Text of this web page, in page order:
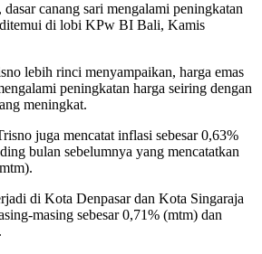
dasar canang sari mengalami peningkatan
ditemui di lobi KPw BI Bali, Kamis
lebih rinci menyampaikan, harga emas
peningkatan harga seiring dengan
meningkat.
juga mencatat inflasi sebesar 0,63%
bulan sebelumnya yang mencatatkan
di Kota Denpasar dan Kota Singaraja
masing sebesar 0,71% (mtm) dan